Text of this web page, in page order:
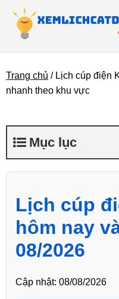
Giới thiệu
Tin tức
Trang chủ / Lịch cúp điện
nhanh theo khu vực
Mục lục
Lịch cúp
hôm nay
08/2026
Cập nhật: 08/08/2026